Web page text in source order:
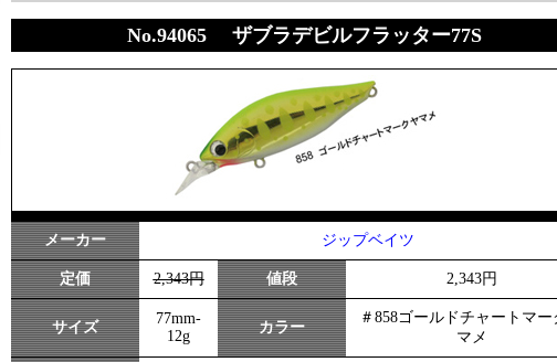
No.94065 ザブラデビルフラッター77S
メーカー ジップベイツ
定価 2,343円 値段 2,343円
サイズ
77mm-
12g
カラー
＃858ゴールドチャートマー
マメ